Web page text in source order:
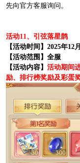
先向官方客服询问。
活动11、引弦落星鹊
【活动时间】2025年12
【活动范围】全服
【活动内容】 活动期间
励、排行榜奖励及彩蛋